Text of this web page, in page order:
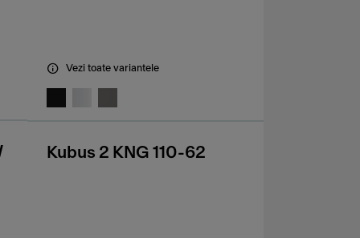
Vezi toate variantele
Kubus 2 KNG 110-62